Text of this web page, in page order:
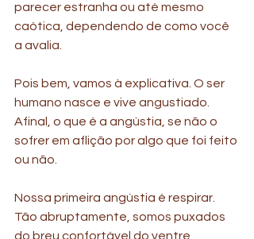
parecer estranha ou até mesmo
caótica, dependendo de como você
a avalia.
Pois bem, vamos à explicativa. O ser
humano nasce e vive angustiado.
Afinal, o que é a angústia, se não o
sofrer em aflição por algo que foi feito
ou não.
Nossa primeira angústia é respirar.
Tão abruptamente, somos puxados
do breu confortável do ventre